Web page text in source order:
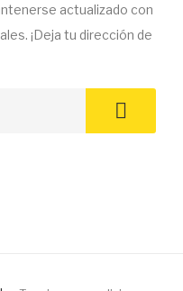
actualizado con
¡Deja tu dirección de